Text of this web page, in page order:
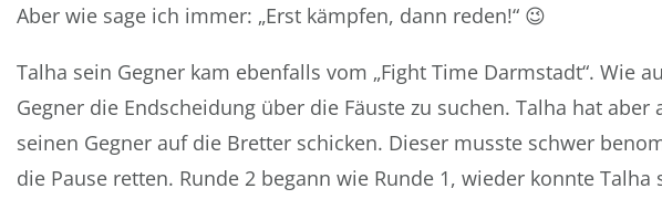
Aber wie sage ich immer: „Erst kämpfen, dann reden!“ 😉
Talha sein Gegner kam ebenfalls vom „Fight Time Darmstadt“. Wie
Gegner die Endscheidung über die Fäuste zu suchen. Talha hat
seinen Gegner auf die Bretter schicken. Dieser musste schwer
die Pause retten. Runde 2 begann wie Runde 1, wieder konnte